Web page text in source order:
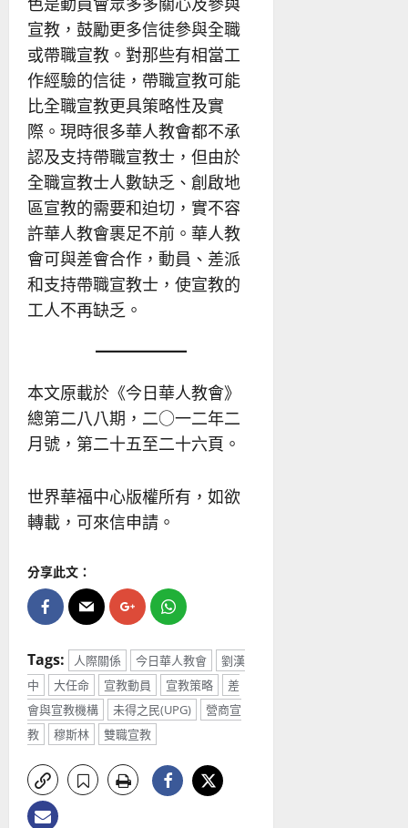
宣教，鼓勵更多信徒參與全職
或帶職宣教。對那些有相當工
作經驗的信徒，帶職宣教可能
比全職宣教更具策略性及實
際。現時很多華人教會都不承
認及支持帶職宣教士，但由於
全職宣教士人數缺乏、創啟地
區宣教的需要和迫切，實不容
許華人教會裹足不前。華人教
會可與差會合作，動員、差派
和支持帶職宣教士，使宣教的
工人不再缺乏。
本文原載於《今日華人教會》
總第二八八期，二○一二年二
月號，第二十五至二十六頁。
世界華福中心版權所有，如欲
轉載，可來信申請。
分享此文：
Tags: 人際關係 今日華人教會
劉漢
中
大任命 宣教動員 宣教策略
差
會與宣教機構
未得之民(UPG)
營商宣
教
穆斯林 雙職宣教